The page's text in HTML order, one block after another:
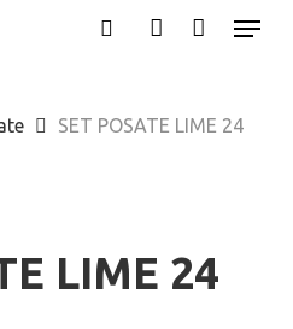
Menu
SET POSATE LIME 24
LIME 24